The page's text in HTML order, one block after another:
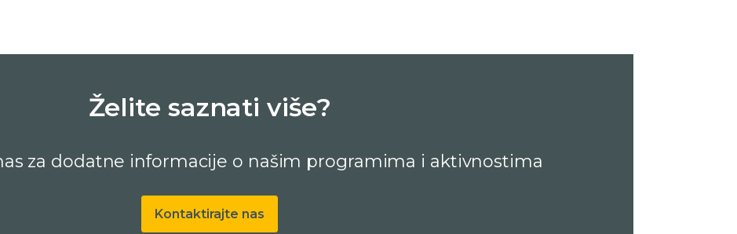
Želite saznati više?
za dodatne informacije o našim programima i aktivnostima
Kontaktirajte nas